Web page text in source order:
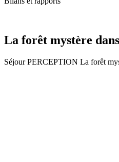
La forêt mystère
Séjour PERCEPTION La forêt